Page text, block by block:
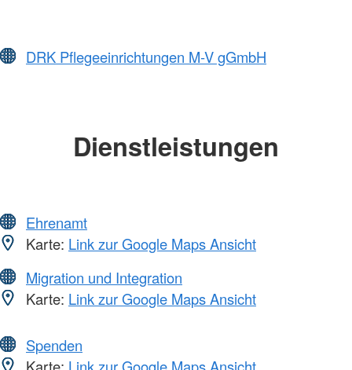
DRK Pflegeeinrichtungen M-V gGmbH
Dienstleistungen
Ehrenamt
Karte: Link zur Google Maps Ansicht
Migration und Integration
Karte: Link zur Google Maps Ansicht
Spenden
Karte: Link zur Google Maps Ansicht